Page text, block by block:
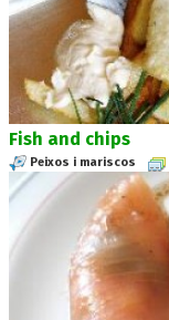
Fish and chips
Peixos i mariscos